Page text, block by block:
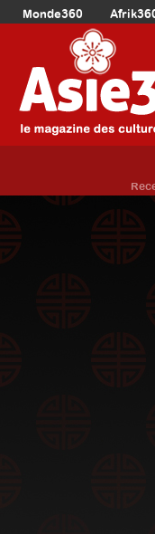
Monde360
Europe360
Océanie360